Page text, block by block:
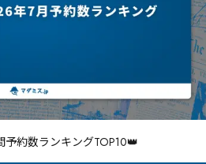
予約数ランキングTOP10👑